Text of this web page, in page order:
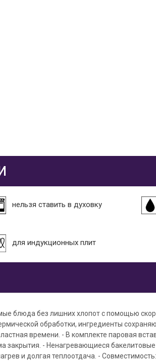
нельзя ставить в духовку
для индукционных плит
блюда без лишних хлопот с помощью
обработки, ингредиенты
времени. - В комплекте паровая
закрытия. - Ненагревающиеся
и долгая теплоотдача. -